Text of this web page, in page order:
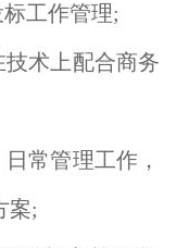
工作管理;
术上配合商务
常管理工作，
案;